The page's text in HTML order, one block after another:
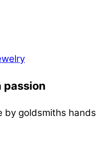
passion
by goldsmiths hands